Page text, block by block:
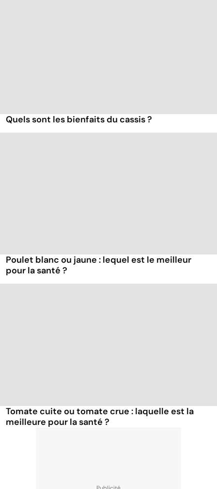
Quels sont les bienfaits du cassis ?
Poulet blanc ou jaune : lequel est le meilleur
pour la santé ?
Tomate cuite ou tomate crue : laquelle est la
meilleure pour la santé ?